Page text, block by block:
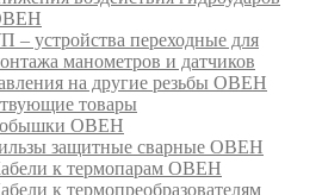
– устройства переходные для
манометров и датчиков
на другие резьбы ОВЕН
товары
ОВЕН
защитные сварные ОВЕН
к термопарам ОВЕН
к термопреобразователям